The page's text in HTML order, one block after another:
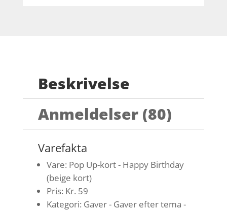
Beskrivelse
Anmeldelser (80)
Varefakta
Vare: Pop Up-kort - Happy Birthday
(beige kort)
Pris: Kr. 59
Kategori: Gaver - Gaver efter tema -